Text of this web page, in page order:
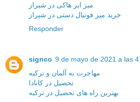
میز ایر هاکی در شیراز
خرید میز فوتبال دستی در شیراز
Responder
signco 9 de mayo de 2021 a las
مهاجرت به آلمان و ترکیه
تحصیل در کانادا
بهترین راه های تحصیل در ترکیه